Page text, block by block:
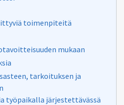
toimenpiteitä
mukaan
tarkoituksen ja
työpaikalla järjestettävässä